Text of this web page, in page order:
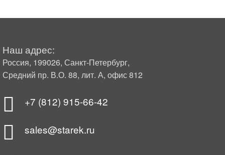
Наш адрес:
Россия, 199026, Санкт-Петербург,
Средний пр. В.О. 88, лит. А, офис 812
+7 (812) 915-66-42
sales@starek.ru